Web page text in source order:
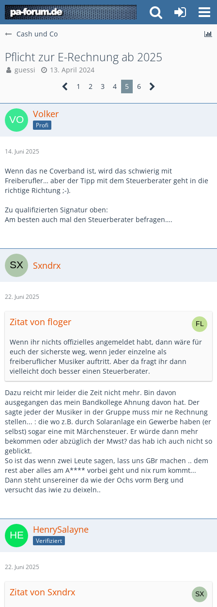
Cash und Co
Pflicht zur E-Rechnung ab 2025
guessi
13. April 2024
1
2 3 4 5 6
Volker
Profi
14. Juni 2025
Wenn das ne Coverband ist, wird das schwierig mit
Freiberufler… aber der Tipp mit dem Steuerberater geht in die
richtige Richtung ;-).
Zu qualifizierten Signatur oben:
Am besten auch mal den Steuerberater befragen….
Sxndrx
22. Juni 2025
Zitat von floger
Wenn ihr nichts offizielles angemeldet habt, dann wäre für
euch der sicherste weg, wenn jeder einzelne als
freiberuflicher Musiker auftritt. Aber da fragt ihr dann
vielleicht doch besser einen Steuerberater.
Dazu reicht mir leider die Zeit nicht mehr. Bin davon
ausgegangen das mein Bandkollege Ahnung davon hat. Der
sagte jeder der Musiker in der Gruppe muss mir ne Rechnung
stellen... : die wo z.B. durch Solaranlage ein Gewerbe haben (er
selbst) sogar eine mit Märchensteuer. Er würde dann mehr
bekommen oder abzüglich der Mwst? das hab ich auch nicht so
geblickt.
So ist das wenn zwei Leute sagen, lass uns GBr machen .. dem
rest aber alles am A**** vorbei geht und nix rum kommt...
Dann steht unsereiner da wie der Ochs vorm Berg und
versucht das iwie zu deixeln..
HenrySalayne
Verifiziert
22. Juni 2025
Zitat von Sxndrx